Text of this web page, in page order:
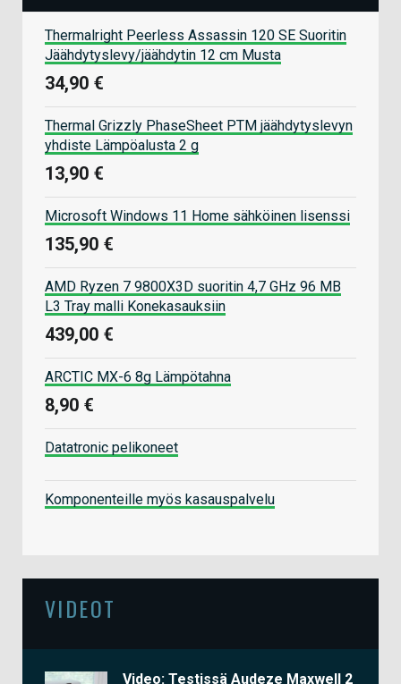
Thermalright Peerless Assassin 120 SE Suoritin
Jäähdytyslevy/jäähdytin 12 cm Musta
34,90 €
Thermal Grizzly PhaseSheet PTM jäähdytyslevyn
yhdiste Lämpöalusta 2 g
13,90 €
Microsoft Windows 11 Home sähköinen lisenssi
135,90 €
AMD Ryzen 7 9800X3D suoritin 4,7 GHz 96 MB
L3 Tray malli Konekasauksiin
439,00 €
ARCTIC MX-6 8g Lämpötahna
8,90 €
Datatronic pelikoneet
Komponenteille myös kasauspalvelu
VIDEOT
Video: Testissä Audeze Maxwell 2